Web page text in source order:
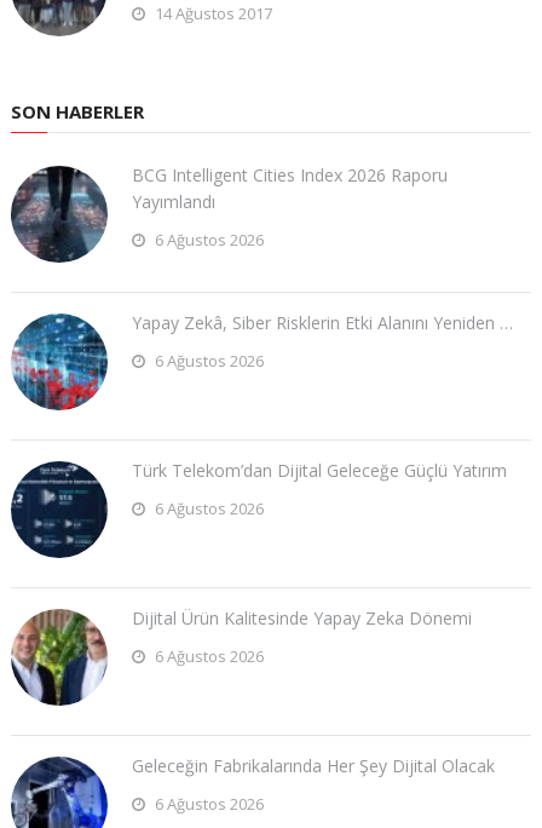
14 Ağustos 2017
SON HABERLER
BCG Intelligent Cities Index 2026 Raporu
Yayımlandı
6 Ağustos 2026
Yapay Zekâ, Siber Risklerin Etki Alanını Yeniden …
6 Ağustos 2026
Türk Telekom’dan Dijital Geleceğe Güçlü Yatırım
6 Ağustos 2026
Dijital Ürün Kalitesinde Yapay Zeka Dönemi
6 Ağustos 2026
Geleceğin Fabrikalarında Her Şey Dijital Olacak
6 Ağustos 2026